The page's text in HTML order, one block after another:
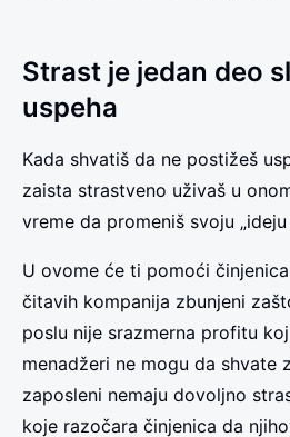
Strast je jedan deo
uspeha
Kada shvatiš da ne postižeš
zaista strastveno uživaš u
vreme da promeniš svoju „ideju
U ovome će ti pomoći
čitavih kompanija zbunjeni
poslu nije srazmerna profitu
menadžeri ne mogu da shvate
zaposleni nemaju dovoljno
koje razočara činjenica da